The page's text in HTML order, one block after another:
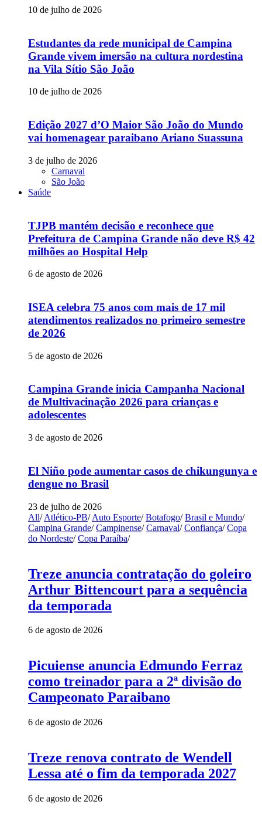
10 de julho de 2026
Estudantes da rede municipal de Campina
Grande vivem imersão na cultura nordestina
na Vila Sítio São João
10 de julho de 2026
Edição 2027 d’O Maior São João do Mundo
vai homenagear paraibano Ariano Suassuna
3 de julho de 2026
Carnaval
São João
Saúde
TJPB mantém decisão e reconhece que
Prefeitura de Campina Grande não deve R$ 42
milhões ao Hospital Help
6 de agosto de 2026
ISEA celebra 75 anos com mais de 17 mil
atendimentos realizados no primeiro semestre
de 2026
5 de agosto de 2026
Campina Grande inicia Campanha Nacional
de Multivacinação 2026 para crianças e
adolescentes
3 de agosto de 2026
El Niño pode aumentar casos de chikungunya e
dengue no Brasil
23 de julho de 2026
All/ Atlético-PB/ Auto Esporte/ Botafogo/ Brasil e Mundo/
Campina Grande/ Campinense/ Carnaval/ Confiança/ Copa
do Nordeste/ Copa Paraíba/
Treze anuncia contratação do goleiro
Arthur Bittencourt para a sequência
da temporada
6 de agosto de 2026
Picuiense anuncia Edmundo Ferraz
como treinador para a 2ª divisão do
Campeonato Paraibano
6 de agosto de 2026
Treze renova contrato de Wendell
Lessa até o fim da temporada 2027
6 de agosto de 2026